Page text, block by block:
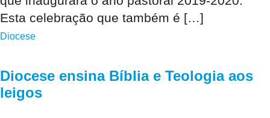
Esta celebração que também é […]
Diocese
Diocese ensina Bíblia e Teologia aos
leigos